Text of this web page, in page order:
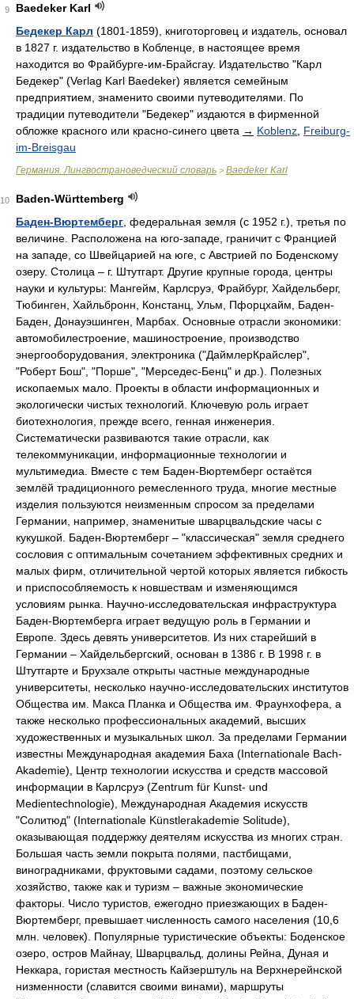
9
Baedeker Karl
Бедекер Карл (1801-1859), книготорговец и издатель, основал
в 1827 г. издательство в Кобленце, в настоящее время
находится во Фрайбурге-им-Брайсгау. Издательство "Карл
Бедекер" (Verlag Karl Baedeker) является семейным
предприятием, знаменито своими путеводителями. По
традиции путеводители "Бедекер" издаются в фирменной
обложке красного или красно-синего цвета → Koblenz Freiburg-
im-Breisgau
Германия. Лингвострановедческий словарь > Baedeker Karl
10
Baden-Württemberg
Баден-Вюртемберг , федеральная земля (с 1952 г.), третья по
величине. Расположена на юго-западе, граничит с Францией
на западе, со Швейцарией на юге, с Австрией по Боденскому
озеру. Столица – г. Штутгарт. Другие крупные города, центры
науки и культуры: Мангейм, Карлсруэ, Фрайбург, Хайдельберг,
Тюбинген, Хайльбронн, Констанц, Ульм, Пфорцхайм, Баден-
Баден, Донауэшинген, Марбах. Основные отрасли экономики:
автомобилестроение, машиностроение, производство
энергооборудования, электроника ("ДаймлерКрайслер",
"Роберт Бош", "Порше", "Мерседес-Бенц" и др.). Полезных
ископаемых мало. Проекты в области информационных и
экологически чистых технологий. Ключевую роль играет
биотехнология, прежде всего, генная инженерия.
Систематически развиваются такие отрасли, как
телекоммуникации, информационные технологии и
мультимедиа. Вместе с тем Баден-Вюртемберг остаётся
землёй традиционного ремесленного труда, многие местные
изделия пользуются неизменным спросом за пределами
Германии, например, знаменитые шварцвальдские часы с
кукушкой. Баден-Вюртемберг – "классическая" земля среднего
сословия с оптимальным сочетанием эффективных средних и
малых фирм, отличительной чертой которых является гибкость
и приспособляемость к новшествам и изменяющимся
условиям рынка. Научно-исследовательская инфраструктура
Баден-Вюртемберга играет ведущую роль в Германии и
Европе. Здесь девять университетов. Из них старейший в
Германии – Хайдельбергский, основан в 1386 г. В 1998 г. в
Штутгарте и Брухзале открыты частные международные
университеты, несколько научно-исследовательских институтов
Общества им. Макса Планка и Общества им. Фраунхофера, а
также несколько профессиональных академий, высших
художественных и музыкальных школ. За пределами Германии
известны Международная академия Баха (Internationale Bach-
Akademie), Центр технологии искусства и средств массовой
информации в Карлсруэ (Zentrum für Kunst- und
Medientechnologie), Международная Академия искусств
"Солитюд" (Internationale Künstlerakademie Solitude),
оказывающая поддержку деятелям искусства из многих стран.
Большая часть земли покрыта полями, пастбищами,
виноградниками, фруктовыми садами, поэтому сельское
хозяйство, также как и туризм – важные экономические
факторы. Число туристов, ежегодно приезжающих в Баден-
Вюртемберг, превышает численность самого населения (10,6
млн. человек). Популярные туристические объекты: Боденское
озеро, остров Майнау, Шварцвальд, долины Рейна, Дуная и
Неккара, гористая местность Кайзерштуль на Верхнерейнской
низменности (славится своими винами), маршруты